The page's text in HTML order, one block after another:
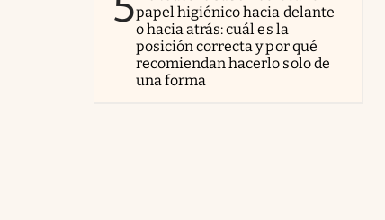
papel higiénico hacia delante
o hacia atrás: cuál es la
posición correcta y por qué
recomiendan hacerlo solo de
una forma